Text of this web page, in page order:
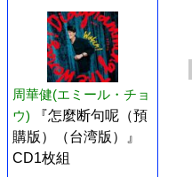
周華健(エミール・チョ
ウ)
『怎麼断句呢（預
購版）（台湾版）』
CD1枚組